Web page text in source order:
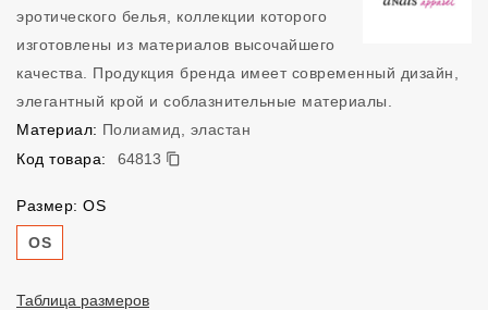
эротического белья, коллекции которого
изготовлены из материалов высочайшего
качества. Продукция бренда имеет современный дизайн,
элегантный крой и соблазнительные материалы.
Материал: Полиамид, эластан
Код товара:
64813
64813
Размер: OS
Размер
OS
Таблица размеров